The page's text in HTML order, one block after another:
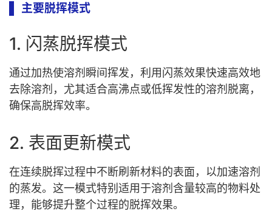
主要脱挥模式
1. 闪蒸脱挥模式
通过加热使溶剂瞬间挥发，利用闪蒸效果快速高效地
去除溶剂，尤其适合高沸点或低挥发性的溶剂脱离，
确保高脱挥效率。
2. 表面更新模式
在连续脱挥过程中不断刷新材料的表面，以加速溶剂
的蒸发。这一模式特别适用于溶剂含量较高的物料处
理，能够提升整个过程的脱挥效果。